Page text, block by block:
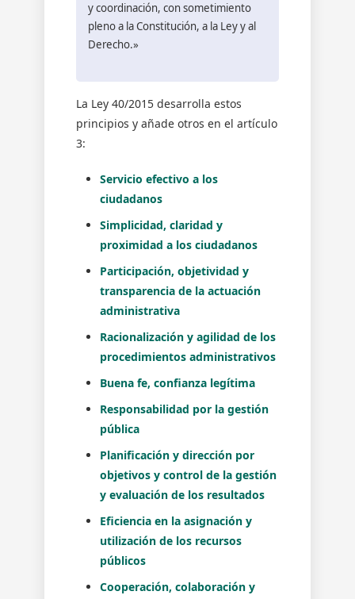
y coordinación, con sometimiento
pleno a la Constitución, a la Ley y al
Derecho.»
La Ley 40/2015 desarrolla estos
principios y añade otros en el artículo
3:
Servicio efectivo a los
ciudadanos
Simplicidad, claridad y
proximidad a los ciudadanos
Participación, objetividad y
transparencia de la actuación
administrativa
Racionalización y agilidad de los
procedimientos administrativos
Buena fe, confianza legítima
Responsabilidad por la gestión
pública
Planificación y dirección por
objetivos y control de la gestión
y evaluación de los resultados
Eficiencia en la asignación y
utilización de los recursos
públicos
Cooperación, colaboración y